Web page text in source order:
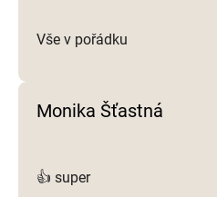
Vše v pořádku
Monika Šťastná
👍 super